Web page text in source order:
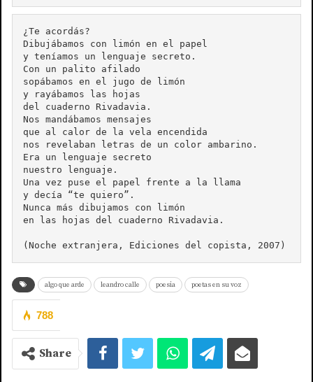
¿Te acordás?
Dibujábamos con limón en el papel
y teníamos un lenguaje secreto.
Con un palito afilado
sopábamos en el jugo de limón
y rayábamos las hojas
del cuaderno Rivadavia.
Nos mandábamos mensajes
que al calor de la vela encendida
nos revelaban letras de un color ambarino.
Era un lenguaje secreto
nuestro lenguaje.
Una vez puse el papel frente a la llama
y decía “te quiero”.
Nunca más dibujamos con limón
en las hojas del cuaderno Rivadavia.
(Noche extranjera, Ediciones del copista, 2007)
algo que arde leandro calle poesia poetas en su voz
788
Share